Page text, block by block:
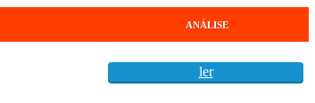
ANÁLISE
ler